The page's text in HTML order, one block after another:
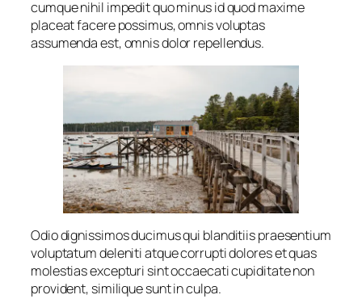
cumque nihil impedit quo minus id quod maxime
placeat facere possimus, omnis voluptas
assumenda est, omnis dolor repellendus.
Odio dignissimos ducimus qui blanditiis praesentium
voluptatum deleniti atque corrupti dolores et quas
molestias excepturi sint occaecati cupiditate non
provident, similique sunt in culpa.